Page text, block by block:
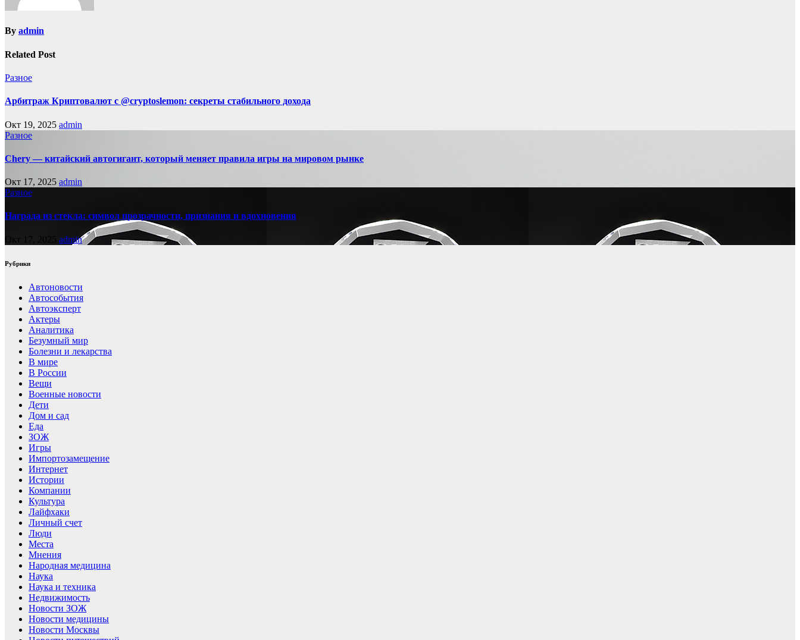
By admin
Related Post
Разное
Арбитраж Криптовалют с @cryptoslemon: секреты стабильного дохода
Окт 19, 2025 admin
Разное
Chery — китайский автогигант, который меняет правила игры на мировом рынке
Окт 17, 2025 admin
Разное
Награда из стекла: символ прозрачности, признания и вдохновения
Окт 17, 2025 admin
Рубрики
Автоновости
Автособытия
Автоэксперт
Актеры
Аналитика
Безумный мир
Болезни и лекарства
В мире
В России
Вещи
Военные новости
Дети
Дом и сад
Еда
ЗОЖ
Игры
Импортозамещение
Интернет
Истории
Компании
Культура
Лайфхаки
Личный счет
Люди
Места
Мнения
Народная медицина
Наука
Наука и техника
Недвижимость
Новости ЗОЖ
Новости медицины
Новости Москвы